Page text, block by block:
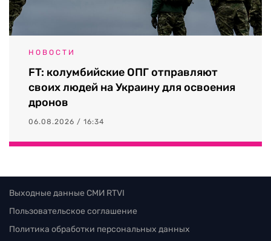
НОВОСТИ
FT: колумбийские ОПГ отправляют
своих людей на Украину для освоения
дронов
06.08.2026 / 16:34
Выходные данные СМИ RTVI
Пользовательское соглашение
Политика обработки персональных данных